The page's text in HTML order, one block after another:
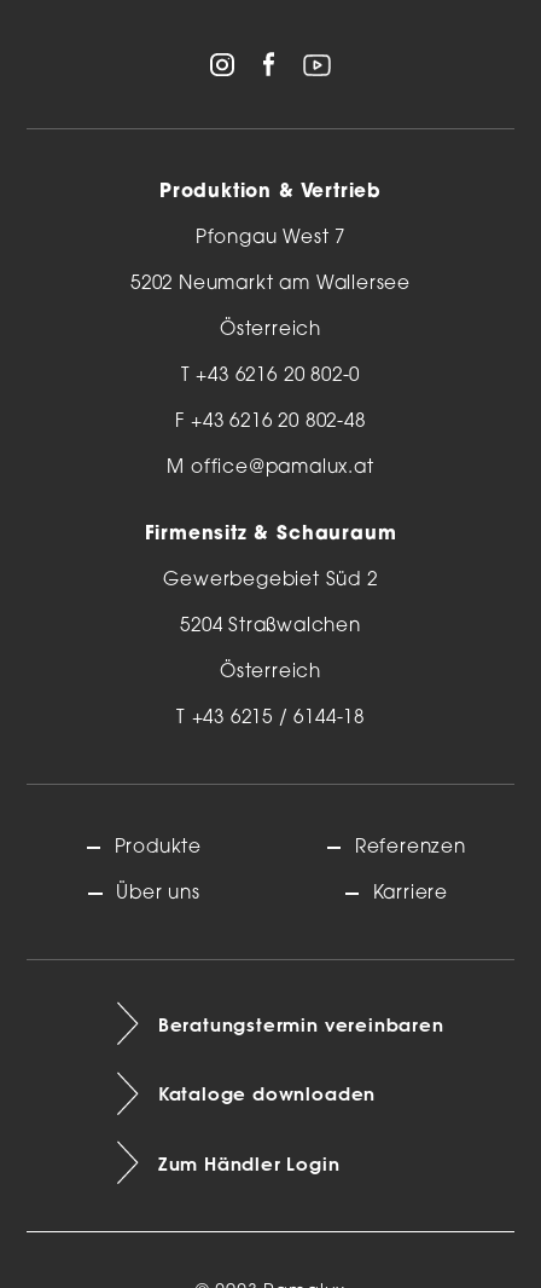
Produktion & Vertrieb
Pfongau West 7
5202 Neumarkt am Wallersee
Österreich
T+43 6216 20 802-0
F +43 6216 20 802-48
M office@pamalux.at
Firmensitz & Schauraum
Gewerbegebiet Süd 2
5204 Straßwalchen
Österreich
+43 6215 / 6144-18
Produkte
Über uns
Referenzen
Karriere
Beratungstermin vereinbaren
Kataloge downloaden
Zum Händler Login